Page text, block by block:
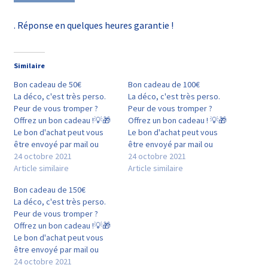
. Réponse en quelques heures garantie !
Similaire
Bon cadeau de 50€
La déco, c'est très perso.
Peur de vous tromper ?
Offrez un bon cadeau !💡🎁
Le bon d'achat peut vous
être envoyé par mail ou
envoyé par courrier à
l'heureu.se.x destinataire.
valider votre panier 🙂 Le
bon d'achat généré est
valable sur tout lampda.fr
pendant…
24 octobre 2021
Article similaire
Bon cadeau de 100€
La déco, c'est très perso.
Peur de vous tromper ?
Offrez un bon cadeau ! 💡🎁
Le bon d'achat peut vous
être envoyé par mail ou
envoyé par courrier à
l'heureu.se.x destinataire.
24 octobre 2021
Article similaire
Bon cadeau de 150€
La déco, c'est très perso.
Peur de vous tromper ?
Offrez un bon cadeau !💡🎁
Le bon d'achat peut vous
être envoyé par mail ou
envoyé par courrier à
24 octobre 2021